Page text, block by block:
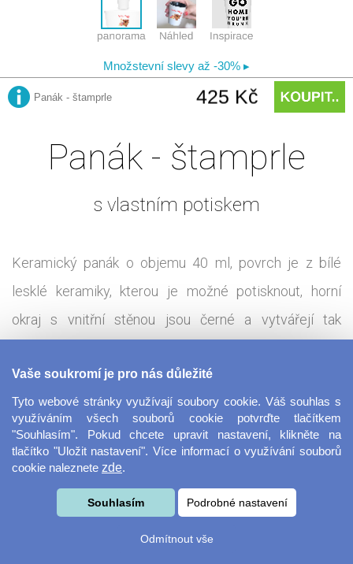
Panák - štamprle
s vlastním potiskem
Keramický panák o objemu 40 ml, povrch je z bílé
lesklé keramiky, kterou je možné potisknout, horní
okraj s vnitřní stěnou jsou černé a vytvářejí tak
dárek, vzpomínkový předmět nebo na tématické
večery. Poznamka: Panák lze potisknout téměř po
celém obvodu, výjma centimetrové mezery z
technologických důvodů..
Tisková technologie:Sublimace - termotransfer
Vaše soukromí je pro nás důležité
Tyto webové stránky využívají soubory cookie. Váš souhlas s
využíváním všech souborů cookie potvrďte tlačítkem
"Souhlasím". Pokud chcete upravit nastavení, klikněte na
tlačítko "Uložit nastavení". Více informací o využívání souborů
cookie naleznete zde.
Souhlasím Podrobné nastavení
Odmítnout vše